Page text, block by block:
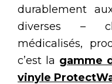
durablement
diverses –
médicalisés,
c’est la gamme
vinyle